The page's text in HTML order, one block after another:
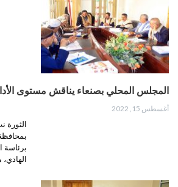
المجلس المحلي بصنعاء يناقش مستوى الأداء
أغسطس 15, 2022
برئاسة